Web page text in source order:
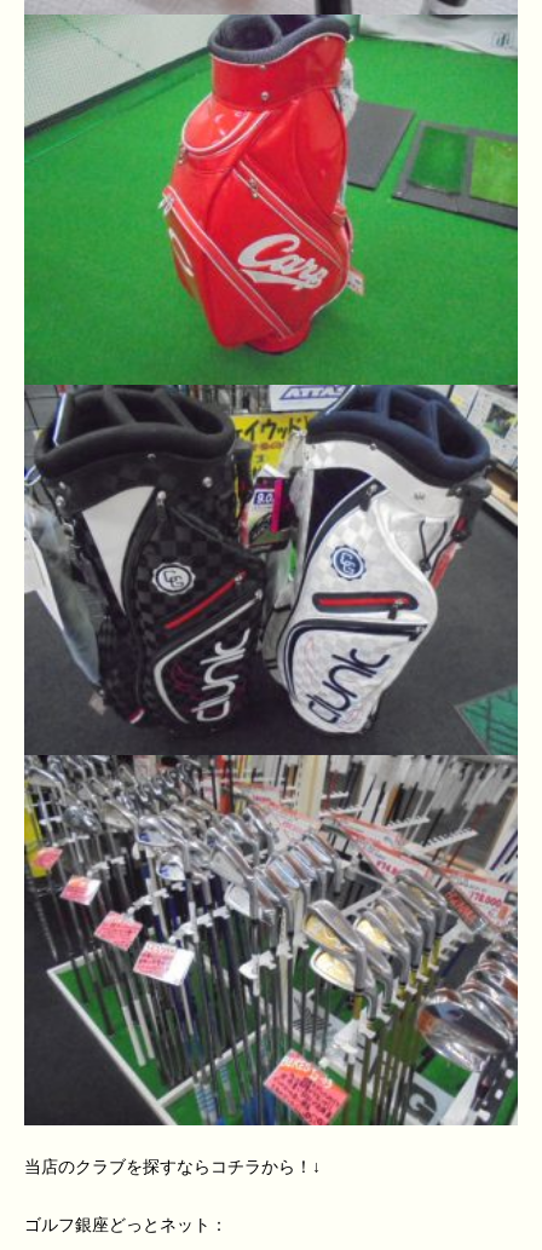
当店のクラブを探すならコチラから！↓
ゴルフ銀座どっとネット：